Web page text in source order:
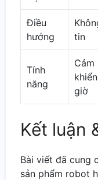
Điều
hướng
tin
Tính
năng
Cảm
giờ
Kết luận
Bài viết đã cung
sản phẩm robot